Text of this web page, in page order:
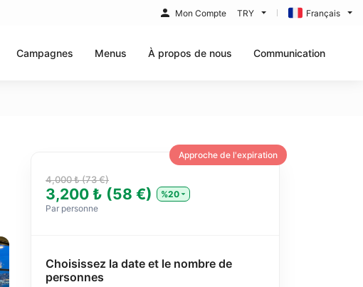
Mon Compte TRY Français
Campagnes Menus À propos de nous Communication
Approche de l'expiration
4,000 ₺ (73 €)
3,200 ₺ (58 €)
%20
Par personne
Choisissez la date et le nombre de
personnes